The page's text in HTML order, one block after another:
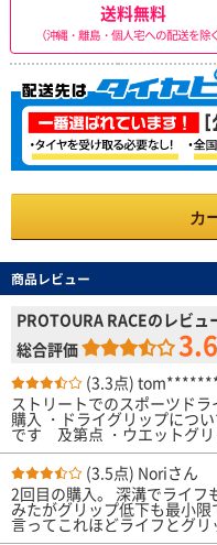
送料無料
（沖縄・離島・個人宅への配送を除
カ
商品レビュー
PROTOURA RACEのレビュ
総合評価
(3.3点)
ストリートでのスポーツド
購入 ・ドライグリップにつ
です 及第点 ・ウエットグリ
め、評価中央値としました
ューにあったように、鳴りま
のが特徴的 ・耐摩耗性能につ
ですが、減りが早く140レベルか120レ
からすると、販売価格をもっ
出せると思います。
(3.5点) Noriさん
2回目の購入。 深溝でライフ
みたがグリップ低下も最小限
言ってこれほどライフとグ
イヤは今まで無かった。 BS